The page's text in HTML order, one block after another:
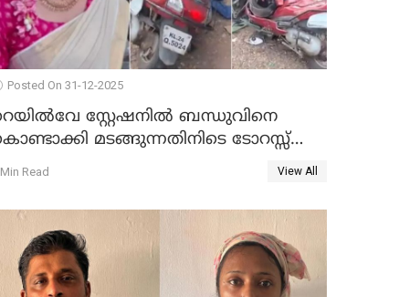
Posted On 31-12-2025
സ്റ്റേഷനിൽ ബന്ധുവിനെ
മടങ്ങുന്നതിനിടെ ടോറസ്സ്
സ്കൂട്ടറിൽ ഇടിച്ചു : യുവതിക്ക്
Read View All